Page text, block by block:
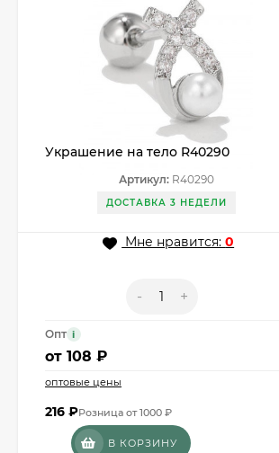
Украшение на тело R40290
Артикул:R40290
ДОСТАВКА 3 НЕДЕЛИ
Мне нравится:0
- +
Опт i
от 108 ₽
оптовые цены
216 ₽Розница от 1000 ₽
В КОРЗИНУ